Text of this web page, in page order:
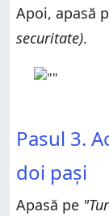
Apoi, apasă
securitate).
Pasul 3.
doi pași
Apasă pe